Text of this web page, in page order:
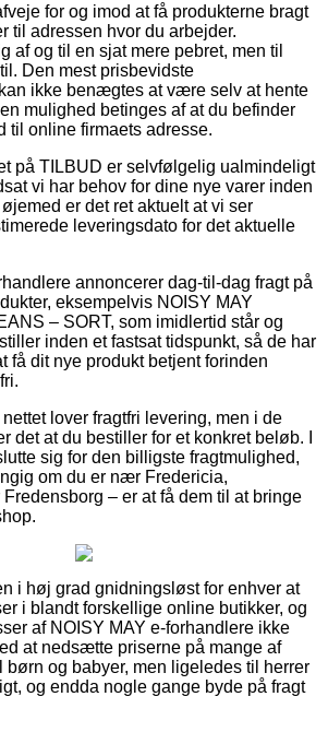
for og imod at få produkterne bragt
til adressen hvor du arbejder.
af og til en sjat mere pebret, men til
Den mest prisbevidste
ikke benægtes at være selv at hente
mulighed betinges af at du befinder
til online firmaets adresse.
på TILBUD er selvfølgelig ualmindeligt
vi har behov for dine nye varer inden
er det ret aktuelt at vi ser
leveringsdato for det aktuelle
annoncerer dag-til-dag fragt på
eksempelvis NOISY MAY
– SORT, som imidlertid står og
inden et fastsat tidspunkt, så de har
få dit nye produkt betjent forinden
lover fragtfri levering, men i de
at du bestiller for et konkret beløb. I
sig for den billigste fragtmulighed,
om du er nær Fredericia,
– er at få dem til at bringe
i høj grad gnidningsløst for enhver at
i blandt forskellige online butikker, og
af NOISY MAY e-forhandlere ikke
at nedsætte priserne på mange af
børn og babyer, men ligeledes til herrer
og endda nogle gange byde på fragt